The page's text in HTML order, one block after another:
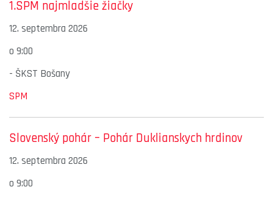
1.SPM najmladšie žiačky
12. septembra 2026
o 9:00
- ŠKST Bošany
SPM
Slovenský pohár – Pohár Duklianskych hrdinov
12. septembra 2026
o 9:00